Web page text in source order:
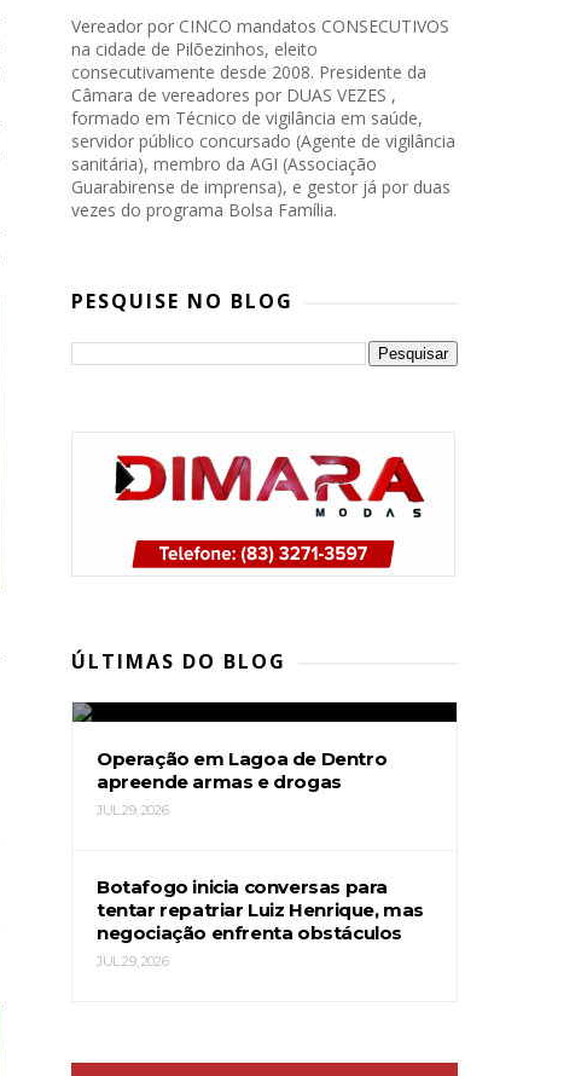
Vereador por CINCO mandatos CONSECUTIVOS
na cidade de Pilõezinhos, eleito
consecutivamente desde 2008. Presidente da
Câmara de vereadores por DUAS VEZES ,
formado em Técnico de vigilância em saúde,
servidor público concursado (Agente de vigilância
sanitária), membro da AGI (Associação
Guarabirense de imprensa), e gestor já por duas
vezes do programa Bolsa Família.
PESQUISE NO BLOG
ÚLTIMAS DO BLOG
candidatura de Lucas Ribeiro
Operação em Lagoa de Dentro
apreende armas e drogas
JUL 29, 2026
Botafogo inicia conversas para
tentar repatriar Luiz Henrique, mas
negociação enfrenta obstáculos
JUL 29, 2026